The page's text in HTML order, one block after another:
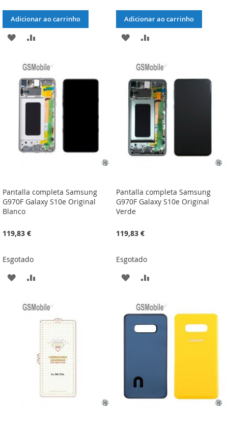
Adicionar ao carrinho
ADICIONAR
LISTA
DE
DESEJOS
COMPARAÇÃO
Adicionar ao carrinho
ADICIONAR
LISTA
DE
DESEJOS
ADICIONAR
COMPARAÇÃO
Pantalla completa Samsung
G970F Galaxy S10e Original
Blanco
119,83 €
Esgotado
ADICIONAR
LISTA
DESEJOS
COMPARAÇÃO
Pantalla completa Samsung
G970F Galaxy S10e Original
Verde
119,83 €
Esgotado
ADICIONAR
LISTA
DE
ADICIONAR
COMPARAÇÃO